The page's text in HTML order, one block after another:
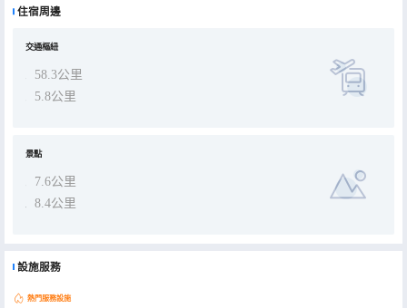
200+款環球美食，一邊欣賞噴泉隨音樂起舞的視覺盛宴。 地址位置優，交通便利，地上地下有停車場，酒店是商務出
住宿周邊
交通樞紐
58.3公里
5.8公里
景點
7.6公里
8.4公里
設施服務
熱門服務設施